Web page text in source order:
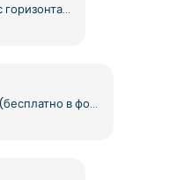
Логотип Versace Medusa с горизонтальным чёрным греческим ключом (бесплатно в формате PNG)
Жест одним пальцем (бесплатно в формате PNG)